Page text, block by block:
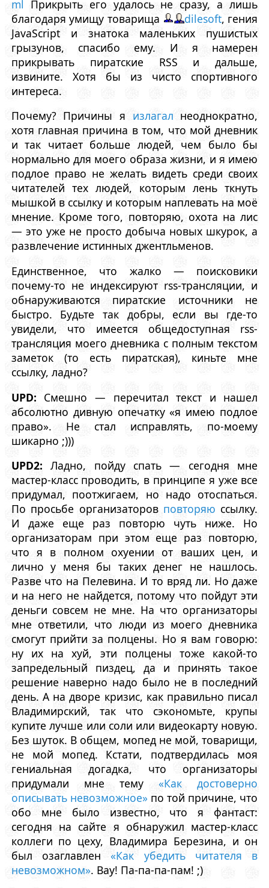
ml Прикрыть его удалось не сразу, а лишь
благодаря умищу товарища
dilesoft, гения
JavaScript и знатока маленьких пушистых
грызунов, спасибо ему. И я намерен
прикрывать пиратские RSS и дальше,
извините. Хотя бы из чисто спортивного
интереса.
Почему? Причины я излагал неоднократно,
хотя главная причина в том, что мой дневник
и так читает больше людей, чем было бы
нормально для моего образа жизни, и я имею
подлое право не желать видеть среди своих
читателей тех людей, которым лень ткнуть
мышкой в ссылку и которым наплевать на моё
мнение. Кроме того, повторяю, охота на лис
— это уже не просто добыча новых шкурок, а
развлечение истинных джентльменов.
Единственное, что жалко — поисковики
почему-то не индексируют rss-трансляции, и
обнаруживаются пиратские источники не
быстро. Будьте так добры, если вы где-то
увидели, что имеется общедоступная rss-
трансляция моего дневника с полным текстом
заметок (то есть пиратская), киньте мне
ссылку, ладно?
UPD: Смешно — перечитал текст и нашел
абсолютно дивную опечатку «я имею подлое
право». Не стал исправлять, по-моему
шикарно ;)))
UPD2:Ладно, пойду спать — сегодня мне
мастер-класс проводить, в принципе я уже все
придумал, поотжигаем, но надо отоспаться.
По просьбе организаторов повторяю ссылку.
И даже еще раз повторю чуть ниже. Но
организаторам при этом еще раз повторю,
что я в полном охуении от ваших цен, и
лично у меня бы таких денег не нашлось.
Разве что на Пелевина. И то вряд ли. Но даже
и на него не найдется, потому что пойдут эти
деньги совсем не мне. На что организаторы
мне ответили, что люди из моего дневника
смогут прийти за полцены. Но я вам говорю:
ну их на хуй, эти полцены тоже какой-то
запредельный пиздец, да и принять такое
решение наверно надо было не в последний
день. А на дворе кризис, как правильно писал
Владимирский, так что сэкономьте, крупы
купите лучше или соли или видеокарту новую.
Без шуток. В общем, мопед не мой, товарищи,
не мой мопед. Кстати, подтвердилась моя
гениальная догадка, что организаторы
придумали мне тему«Как достоверно
описывать невозможное»по той причине, что
обо мне было известно, что я фантаст:
сегодня на сайте я обнаружил мастер-класс
коллеги по цеху, Владимира Березина, и он
был озаглавлен«Как убедить читателя в
невозможном». Вау! Па-па-па-пам! ;)